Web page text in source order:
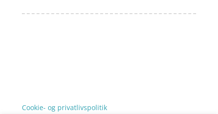
Cookie- og privatlivspolitik